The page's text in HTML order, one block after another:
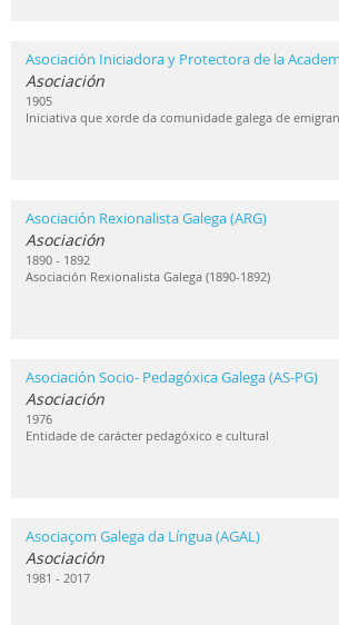
Asociación Iniciadora y Protectora de la
Asociación
1905
Iniciativa que xorde da comunidade galega de
Asociación Rexionalista Galega (ARG)
Asociación
1890 - 1892
Asociación Rexionalista Galega (1890-1892)
Asociación Socio- Pedagóxica Galega (AS-PG)
Asociación
1976
Entidade de carácter pedagóxico e cultural
Asociaçom Galega da Língua (AGAL)
Asociación
1981 - 2017